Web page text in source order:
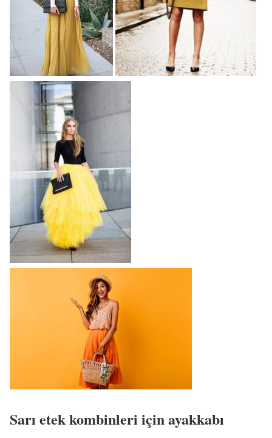
Sarı etek kombinleri için ayakkabı